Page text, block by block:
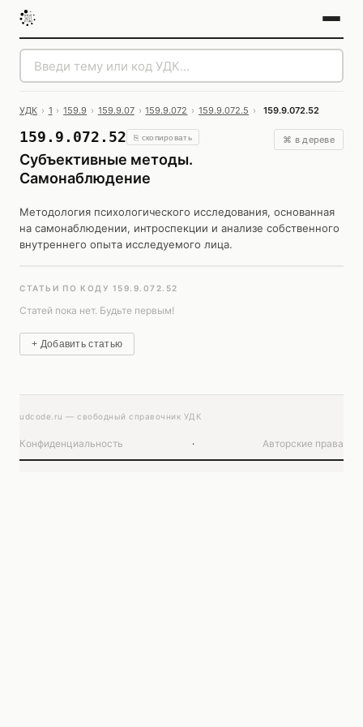
УДК › 1 › 159.9 › 159.9.07 › 159.9.072 › 159.9.072.5 › 159.9.072.52
159.9.072.52 ⎘ скопировать
Субъективные методы.
Самонаблюдение
⌘ в дереве
Методология психологического исследования, основанная
на самонаблюдении, интроспекции и анализе собственного
внутреннего опыта исследуемого лица.
СТАТЬИ ПО КОДУ 159.9.072.52
Статей пока нет. Будьте первым!
+ Добавить статью
udcode.ru — свободный справочник УДК
Конфиденциальность · Авторские права